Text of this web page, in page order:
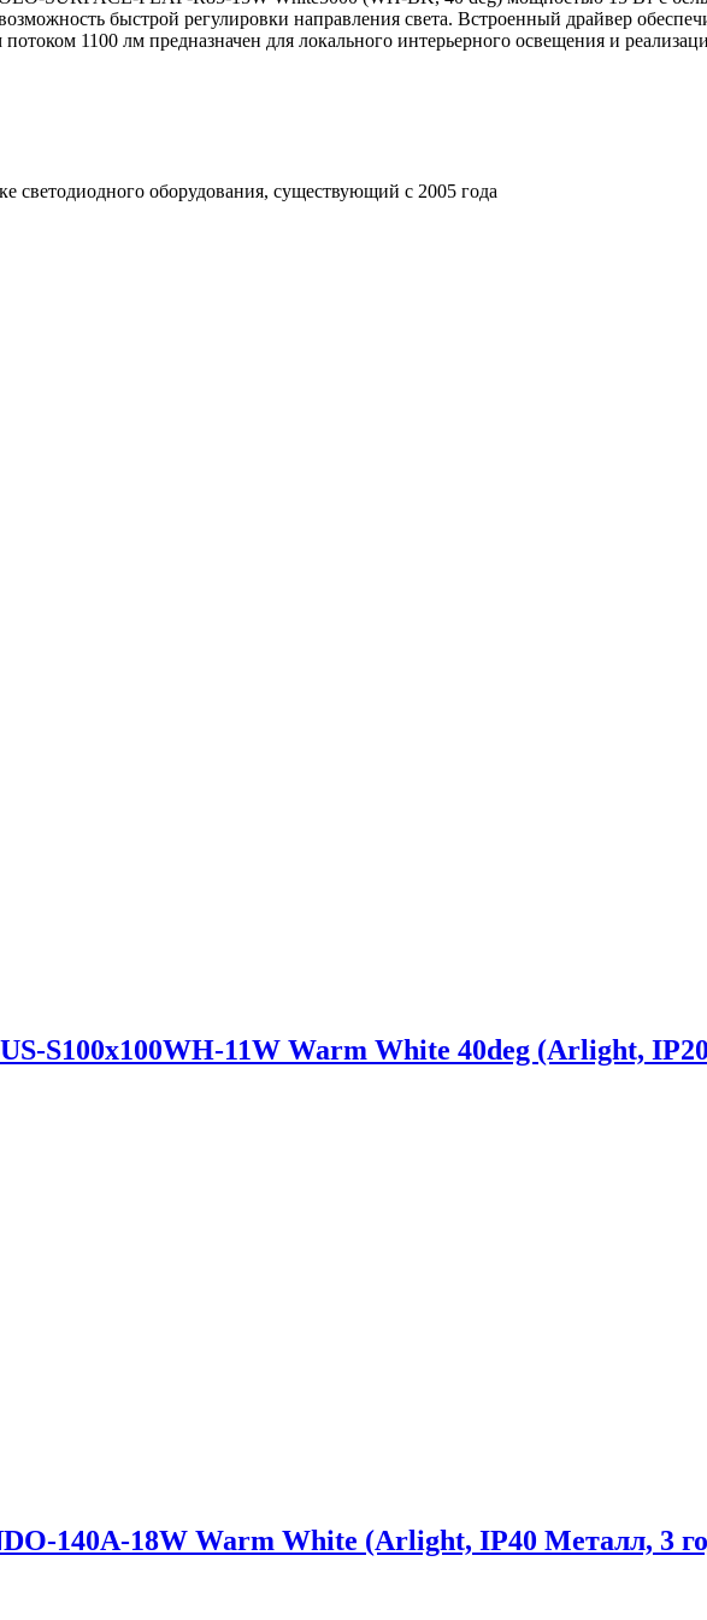
быстрой регулировки направления света. Встроенный драйвер
1100 лм предназначен для локального интерьерного освещения и
светодиодного оборудования, существующий с 2005 года
S100x100WH-11W Warm White 40deg (Arlight,
140A-18W Warm White (Arlight, IP40 Металл, 3